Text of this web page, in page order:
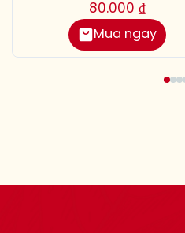
Mua ngay
80.000 ₫